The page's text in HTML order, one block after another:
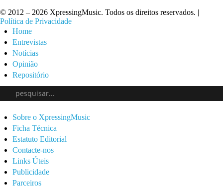
© 2012 – 2026 XpressingMusic. Todos os direitos reservados. |
Política de Privacidade
Home
Entrevistas
Notícias
Opinião
Repositório
Sobre o XpressingMusic
Ficha Técnica
Estatuto Editorial
Contacte-nos
Links Úteis
Publicidade
Parceiros